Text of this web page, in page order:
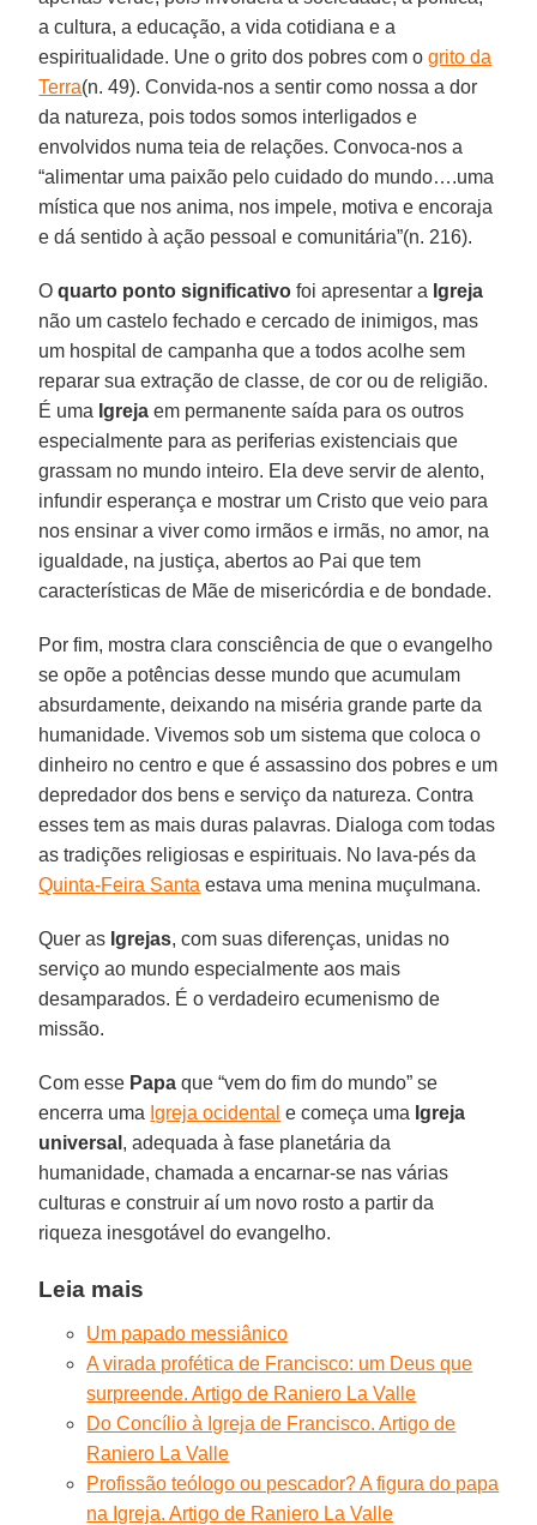
a cultura, a educação, a vida cotidiana e a
espiritualidade. Une o grito dos pobres com ogrito da
Terra(n. 49). Convida-nos a sentir como nossa a dor
da natureza, pois todos somos interligados e
envolvidos numa teia de relações. Convoca-nos a
“alimentar uma paixão pelo cuidado do mundo….uma
mística que nos anima, nos impele, motiva e encoraja
e dá sentido à ação pessoal e comunitária”(n. 216).
Oquarto ponto significativo foi apresentar a Igreja
não um castelo fechado e cercado de inimigos, mas
um hospital de campanha que a todos acolhe sem
reparar sua extração de classe, de cor ou de religião.
É uma Igreja em permanente saída para os outros
especialmente para as periferias existenciais que
grassam no mundo inteiro. Ela deve servir de alento,
infundir esperança e mostrar um Cristo que veio para
nos ensinar a viver como irmãos e irmãs, no amor, na
igualdade, na justiça, abertos ao Pai que tem
características de Mãe de misericórdia e de bondade.
Por fim, mostra clara consciência de que o evangelho
se opõe a potências desse mundo que acumulam
absurdamente, deixando na miséria grande parte da
humanidade. Vivemos sob um sistema que coloca o
dinheiro no centro e que é assassino dos pobres e um
depredador dos bens e serviço da natureza. Contra
esses tem as mais duras palavras. Dialoga com todas
as tradições religiosas e espirituais. No lava-pés da
Quinta-Feira Santa estava uma menina muçulmana.
Quer as Igrejas, com suas diferenças, unidas no
serviço ao mundo especialmente aos mais
desamparados. É o verdadeiro ecumenismo de
missão.
Com esse Papa que “vem do fim do mundo” se
encerra uma Igreja ocidental e começa uma Igreja
universal , adequada à fase planetária da
humanidade, chamada a encarnar-se nas várias
culturas e construir aí um novo rosto a partir da
riqueza inesgotável do evangelho.
Leia mais
Um papado messiânico
A virada profética de Francisco: um Deus que
surpreende. Artigo de Raniero La Valle
Do Concílio à Igreja de Francisco. Artigo de
Raniero La Valle
Profissão teólogo ou pescador? A figura do papa
na Igreja. Artigo de Raniero La Valle